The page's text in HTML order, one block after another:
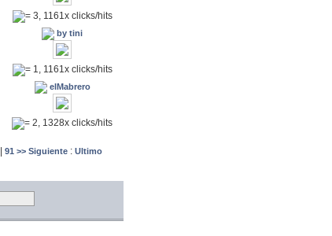
= 3, 1161x clicks/hits
by tini
= 1, 1161x clicks/hits
elMabrero
= 2, 1328x clicks/hits
91 >> Siguiente: Ultimo